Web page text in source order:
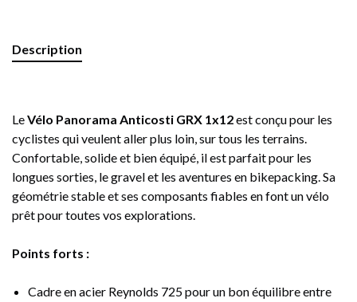
Description
LeVélo Panorama Anticosti GRX 1x12est conçu pour les
cyclistes qui veulent aller plus loin, sur tous les terrains.
Confortable, solide et bien équipé, il est parfait pour les
longues sorties, le gravel et les aventures en bikepacking. Sa
géométrie stable et ses composants fiables en font un vélo
prêt pour toutes vos explorations.
Points forts :
Cadre en acier Reynolds 725 pour un bon équilibre entre